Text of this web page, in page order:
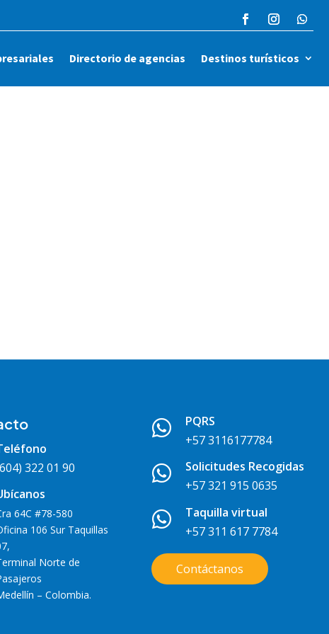
Directorio de agencias Destinos turísticos
322 01 90
64C #78-580
106 Sur Taquillas
Norte de
– Colombia.

PQRS
+57 3116177784

Solicitudes Recogidas
+57 321 915 0635

Taquilla virtual
+57 311 617 7784
Contáctanos